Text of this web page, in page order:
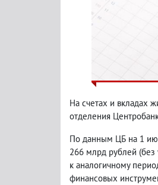
На счетах и вкладах
отделения
По данным ЦБ на 1
266 млрд рублей (без
к аналогичному
финансовых